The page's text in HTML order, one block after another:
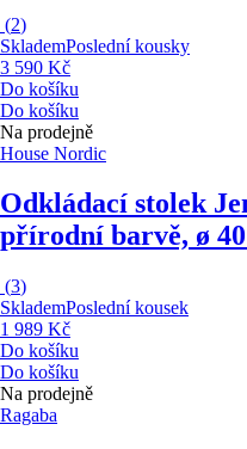
(2)
SklademPoslední kousky
3 590 Kč
Do košíku
Do košíku
Na prodejně
House Nordic
Odkládací stolek
přírodní barvě, ø
(3)
SklademPoslední kousek
1 989 Kč
Do košíku
Do košíku
Na prodejně
Ragaba